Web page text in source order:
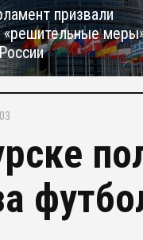
призвали
«решительные